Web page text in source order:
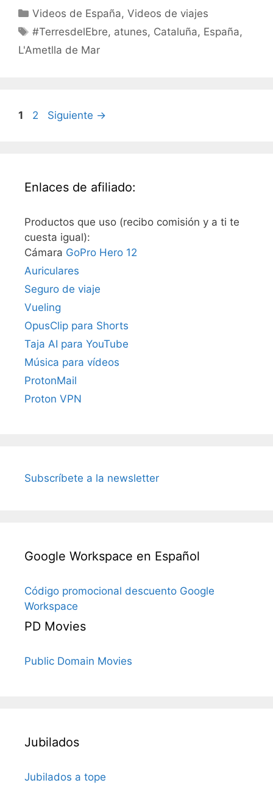
Categorías
Videos de España,Videos de viajes
Etiquetas
#TerresdelEbre, atunes, Cataluña, España,
L'Ametlla de Mar
Página
1 Página
2 Siguiente →
Enlaces de afiliado:
Productos que uso (recibo comisión y a ti te
cuesta igual):
Cámara GoPro Hero 12
Auriculares
Seguro de viaje
Vueling
OpusClip para Shorts
Taja AI para YouTube
Música para vídeos
ProtonMail
Proton VPN
Subscríbete a la newsletter
Google Workspace en Español
Código promocional descuento Google
Workspace
PD Movies
Public Domain Movies
Jubilados
Jubilados a tope